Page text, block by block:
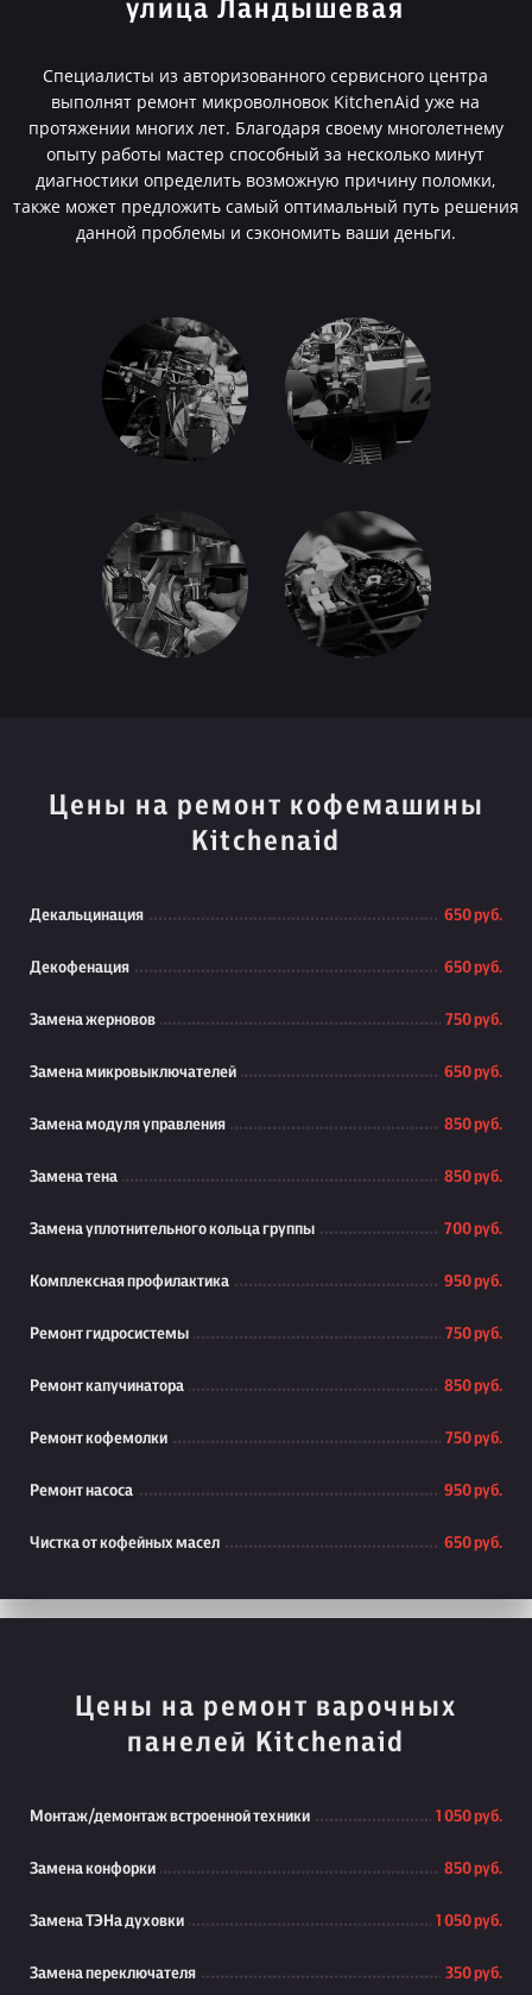
улица Ландышевая
Специалисты из авторизованного сервисного центра
выполнят ремонт микроволновок KitchenAid уже на
протяжении многих лет. Благодаря своему многолетнему
опыту работы мастер способный за несколько минут
диагностики определить возможную причину поломки,
также может предложить самый оптимальный путь решения
данной проблемы и сэкономить ваши деньги.
Цены на ремонт кофемашины
Kitchenaid
Декальцинация 650 руб.
Декофенация 650 руб.
Замена жерновов 750 руб.
Замена микровыключателей 650 руб.
Замена модуля управления 850 руб.
Замена тена 850 руб.
Замена уплотнительного кольца группы 700 руб.
Комплексная профилактика 950 руб.
Ремонт гидросистемы 750 руб.
Ремонт капучинатора 850 руб.
Ремонт кофемолки 750 руб.
Ремонт насоса 950 руб.
Чистка от кофейных масел 650 руб.
Цены на ремонт варочных
панелей Kitchenaid
Монтаж/демонтаж встроенной техники 1 050 руб.
Замена конфорки 850 руб.
Замена ТЭНа духовки 1 050 руб.
Замена переключателя 350 руб.